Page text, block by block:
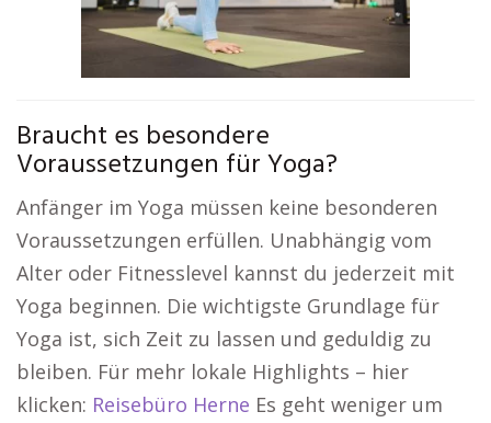
Braucht es besondere
Voraussetzungen für Yoga?
Anfänger im Yoga müssen keine besonderen
Voraussetzungen erfüllen. Unabhängig vom
Alter oder Fitnesslevel kannst du jederzeit mit
Yoga beginnen. Die wichtigste Grundlage für
Yoga ist, sich Zeit zu lassen und geduldig zu
bleiben. Für mehr lokale Highlights – hier
klicken: Reisebüro Herne Es geht weniger um